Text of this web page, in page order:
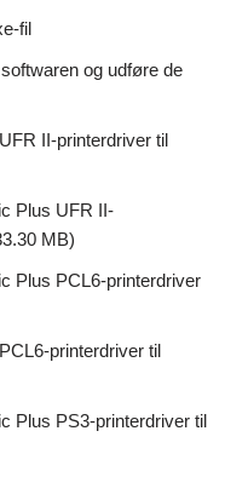
fil
og udføre de
II-printerdriver til
Plus UFR II-
MB)
Plus PCL6-printerdriver
printerdriver til
Plus PS3-printerdriver til